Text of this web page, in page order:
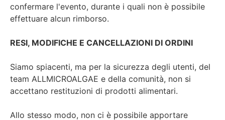
confermare l'evento, durante i quali non è possibile
effettuare alcun rimborso.
RESI, MODIFICHE E CANCELLAZIONI DI ORDINI
Siamo spiacenti, ma per la sicurezza degli utenti, del
team ALLMICROALGAE e della comunità, non si
accettano restituzioni di prodotti alimentari.
Allo stesso modo, non ci è possibile apportare